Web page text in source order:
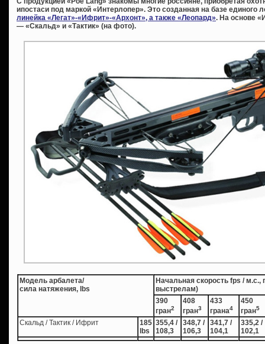
ипостаси под маркой «Интерлопер». Это созданная на базе
линейка «Легат»-«Ифрит»-«Архонт», а также «Леопард». На основе
— «Скальд» и «Тактик» (на фото).
Модель арбалета/
сила натяжения, lbs
Начальная скорость fps / м.с.,
выстрелам)
390
гран2
408
гран3
433
грана4
450
гран5
Скальд / Тактик / Ифрит
185
lbs
355,4 /
108,3
348,7 /
106,3
341,7 /
104,1
335,2 /
102,1